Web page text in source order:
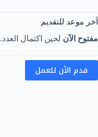
آخر موعد للتقديم
مفتوح الآن لحين اكتمال العدد.
قدم الآن للعمل